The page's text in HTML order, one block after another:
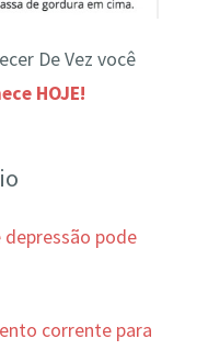
De Vez você
HOJE!
depressão pode
corrente para